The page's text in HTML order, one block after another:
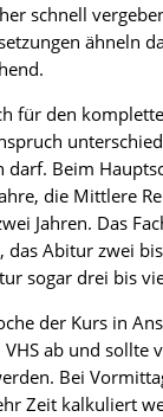
schnell
ähneln
für den
darf. Beim
die Mittlere
Jahren. Das
das Abitur zwei
sogar drei bis
der Kurs in
ab und sollte
Bei
Zeit kalkuliert